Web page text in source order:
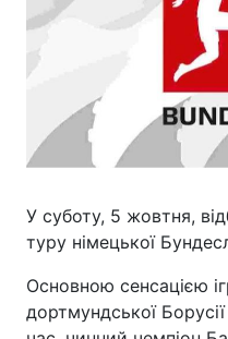
У суботу, 5 жовтня,
туру німецької
Основною сенсацією
дортмундської